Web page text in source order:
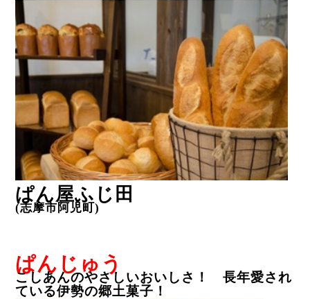
ぱん屋ふじ田
(志摩市阿児町)
ぱんじゅう
こしあんのやさしいおいしさ！ 長年愛され
ている伊勢の郷土菓子！